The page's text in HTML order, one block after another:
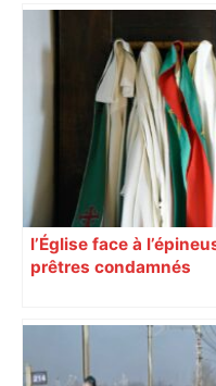
Alliance PS/LFI à
Sztulman claque la
l’Église face à
prêtres condamnés